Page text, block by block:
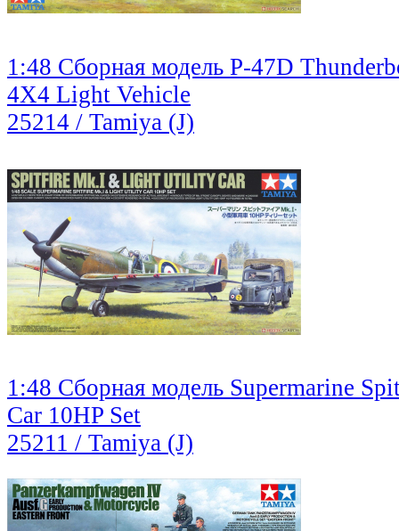
1:48 Сборная модель P-47D
4X4 Light Vehicle
25214 / Tamiya (J)
1:48 Сборная модель Supermarine
Car 10HP Set
25211 / Tamiya (J)